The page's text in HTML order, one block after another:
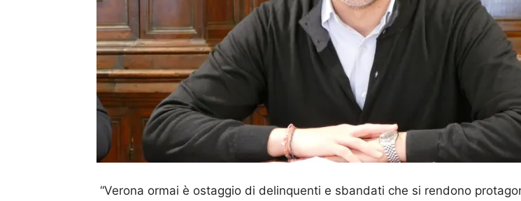
“Verona ormai è ostaggio di delinquenti e sbandati che si rendono